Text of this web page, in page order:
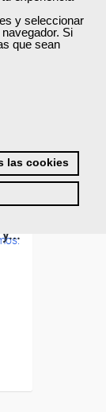
y seleccionar
Si
que sean
las cookies